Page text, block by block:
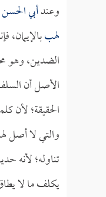
وعندأبي
لهب
الضدين، وهو
الأصل أن
الحقيقة؛ لأن
والتي لا أصل
تناوله؛ لأنه
يكلف ما لا